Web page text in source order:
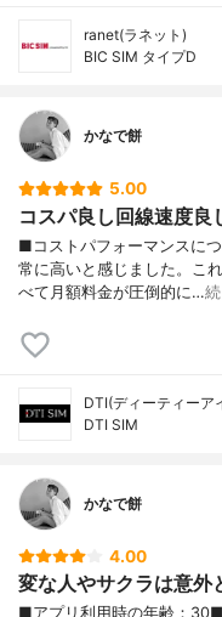
ranet(ラネット)
BIC SIM タイプD
かなで餅
5.00
コスパ良し回線速度良
■コストパフォーマンスに
常に高いと感じました。こ
べて月額料金が圧倒的に…
DTI(ディーティーア
DTI SIM
かなで餅
4.00
変な人やサクラは意外
■アプリ利用時の年齢：